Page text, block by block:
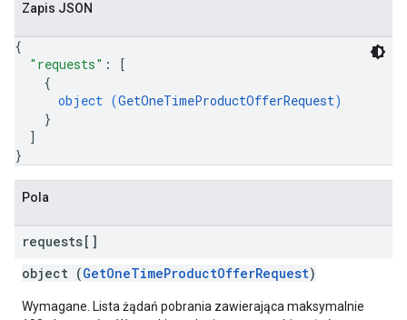
Zapis JSON
{
"requests" :
[
{
object (GetOneTimeProductOfferRequest)
}
]
}
Pola
requests[]
object (GetOneTimeProductOfferRequest)
Wymagane. Lista żądań pobrania zawierająca maksymalnie